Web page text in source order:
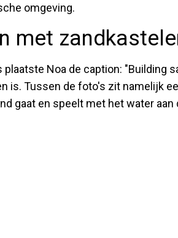
omgeving.
met
plaatste Noa de caption: "Building
is. Tussen de foto's zit namelijk
gaat en speelt met het water aan